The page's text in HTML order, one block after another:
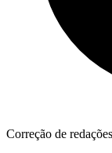
Correção de redações